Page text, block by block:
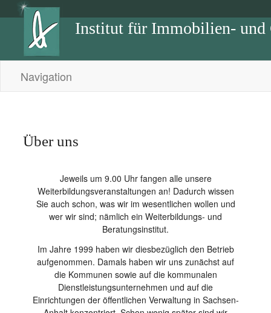
Institut für Immobilien- und
Navigation
Über uns
Jeweils um 9.00 Uhr fangen alle unsere
Weiterbildungsveranstaltungen an! Dadurch wissen
Sie auch schon, was wir im wesentlichen wollen und
wer wir sind; nämlich ein Weiterbildungs- und
Beratungsinstitut.
Im Jahre 1999 haben wir diesbezüglich den Betrieb
aufgenommen. Damals haben wir uns zunächst auf
die Kommunen sowie auf die kommunalen
Dienstleistungsunternehmen und auf die
Einrichtungen der öffentlichen Verwaltung in Sachsen-